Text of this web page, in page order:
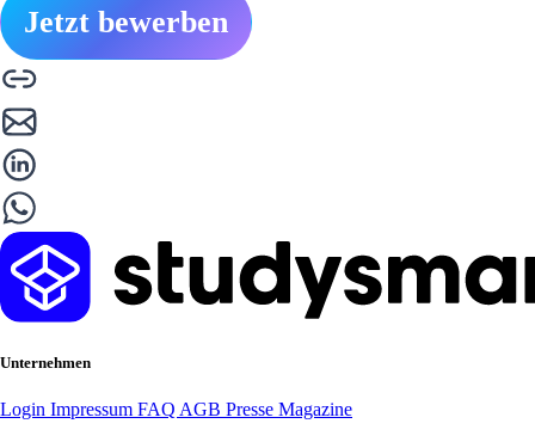
Jetzt bewerben
Unternehmen
Login Impressum FAQ AGB Presse Magazine